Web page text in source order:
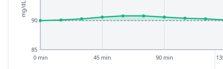
85
90
0 min 45 min 90 min
mg/dL